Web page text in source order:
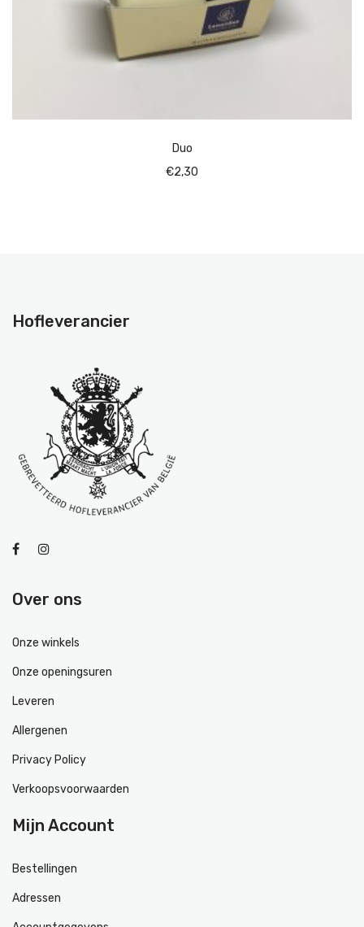
Duo
€2,30
Hofleverancier
Over ons
Onze winkels
Onze openingsuren
Leveren
Allergenen
Privacy Policy
Verkoopsvoorwaarden
Mijn Account
Bestellingen
Adressen